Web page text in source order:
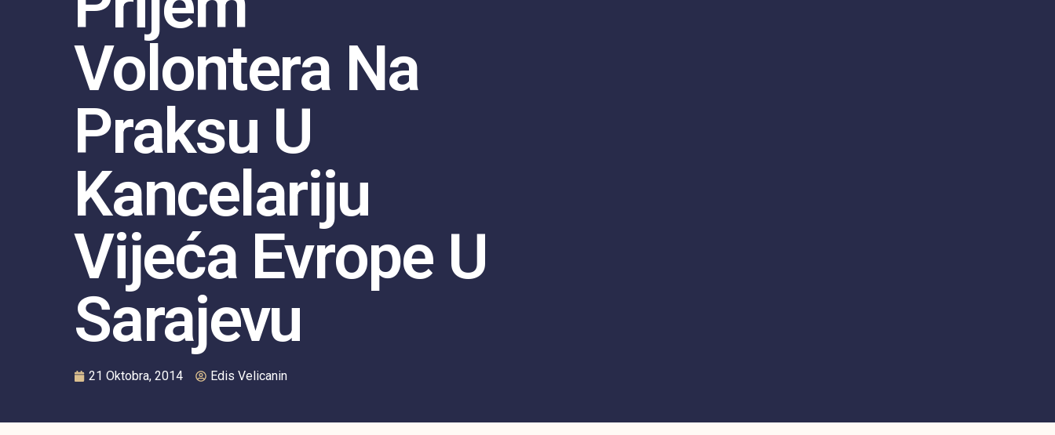
Volontera Na
Praksu U
Kancelariju
Vijeća Evrope U
Sarajevu
21 Oktobra, 2014 Edis Velicanin